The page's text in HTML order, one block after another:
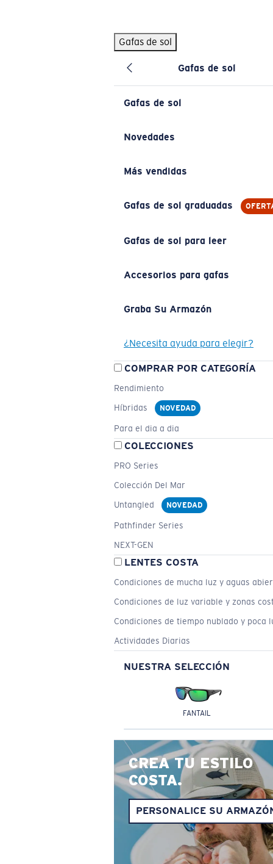
Gafas de sol
Gafas de sol
Gafas de sol
Novedades
Más vendidas
Gafas de sol graduadas
Gafas de sol para leer
Accesorios para gafas
Graba Su Armazón
¿Necesita ayuda para elegir?
COMPRAR POR CATEGORÍA
Rendimiento
Híbridas
NOVEDAD
Para el dia a dia
COLECCIONES
PRO Series
Colección Del Mar
Untangled
NOVEDAD
Pathfinder Series
NEXT-GEN
LENTES COSTA
Condiciones de mucha luz y aguas
Condiciones de luz variable y zonas
Condiciones de tiempo nublado y poca
Actividades Diarias
NUESTRA SELECCIÓN
FANTAIL
CREA TU ESTILO
COSTA.
PERSONALICE SU
BÚSQUEDAS POPULARES
Pilothouse PRO Limited Edition Pack Exclusivo
Gafas de sol personalizadas
Los más vendidos de gafas de sol